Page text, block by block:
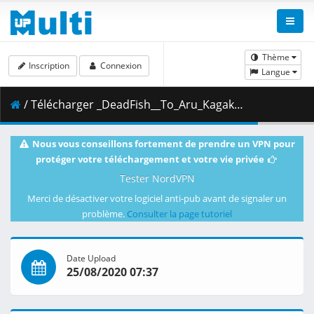
Thème
Langue
Inscription Connexion
/ Télécharger _DeadFish__To_Aru_Kagaku_no_Railgun_T_-_19__720p__AAC_.mp4.002 ( 435.64 MB )
Nous vous conseillons fortement de prendre un VPN pour
protéger votre téléchargement et votre vie privée
Tester NordVPN
Merci de désactiver votre logiciel anti-pub avant de signaler un
problème. Consulter la page tutoriel
Date Upload
25/08/2020 07:37